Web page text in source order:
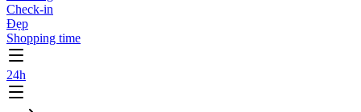
Check-in
Đẹp
Shopping time
24h